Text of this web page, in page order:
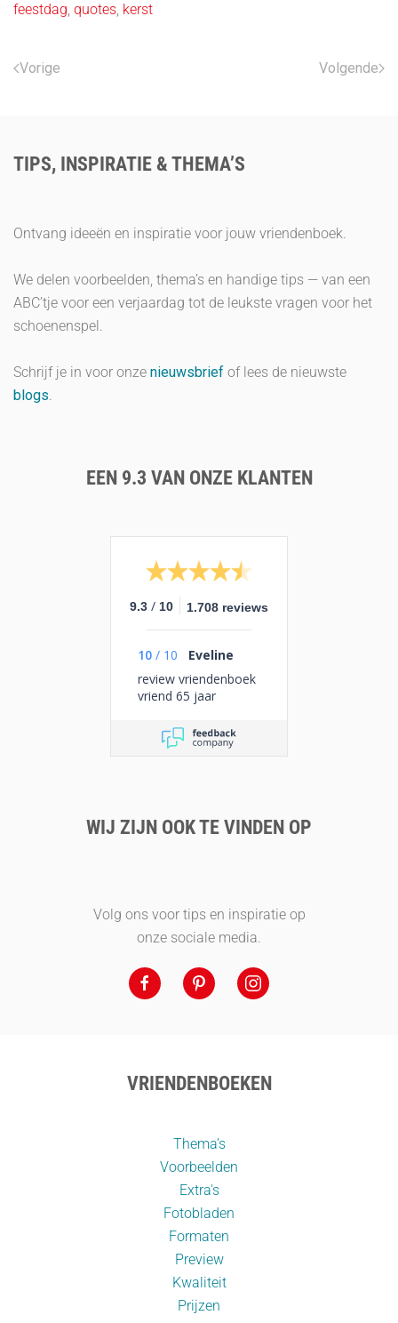
feestdag, quotes, kerst
Vorige Volgende
TIPS, INSPIRATIE & THEMA’S
Ontvang ideeën en inspiratie voor jouw vriendenboek.
We delen voorbeelden, thema’s en handige tips — van een
ABC’tje voor een verjaardag tot de leukste vragen voor het
schoenenspel.
Schrijf je in voor onze nieuwsbrief of lees de nieuwste
blogs.
EEN 9.3 VAN ONZE KLANTEN
9.3 / 10 1.708 reviews
10 / 10
Eveline
review vriendenboek
vriend 65 jaar
WIJ ZIJN OOK TE VINDEN OP
Volg ons voor tips en inspiratie op
onze sociale media.
VRIENDENBOEKEN
Thema’s
Voorbeelden
Extra's
Fotobladen
Formaten
Preview
Kwaliteit
Prijzen